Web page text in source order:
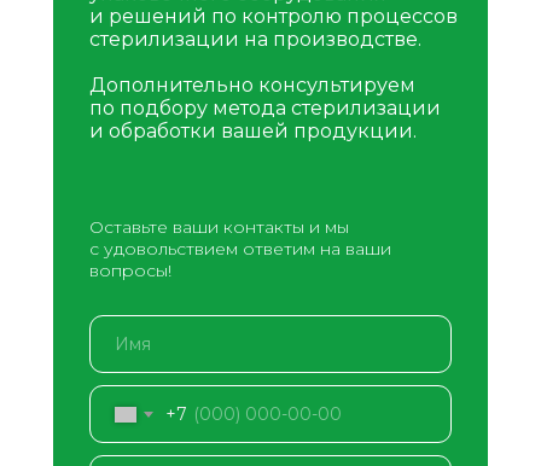
Оставьте ваши контакты и мы
с удовольствием ответим на ваши
вопросы!
и решений по контролю процессов
стерилизации на производстве.
Дополнительно консультируем
по подбору метода стерилизации
и обработки вашей продукции.
+7